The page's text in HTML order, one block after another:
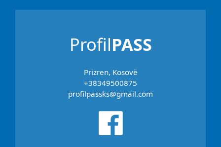
ProfilPASS
Prizren, Kosovë
+38349500875
profilpassks@gmail.com